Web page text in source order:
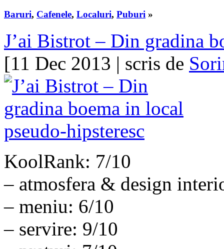
Baruri, Cafenele, Localuri, Puburi »
J’ai Bistrot – Din gradina
[11 Dec 2013 | scris de
KoolRank: 7/10
– atmosfera & design
– meniu: 6/10
– servire: 9/10